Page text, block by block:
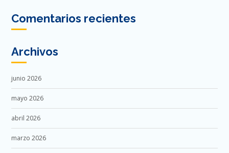
Comentarios recientes
Archivos
junio 2026
mayo 2026
abril 2026
marzo 2026